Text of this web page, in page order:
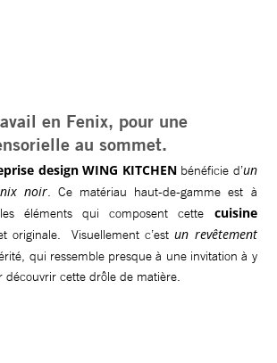
en Fenix, pour une
au sommet.
design WING KITCHENbénéficie d’un
noir. Ce matériau haut-de-gamme est à
éléments qui composent cette cuisine
originale. Visuellement c’estun revêtement
qui ressemble presque à une invitation à y
découvrir cette drôle de matière.